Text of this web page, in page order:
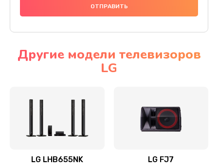
Прошивка
Ремонт механики привода
Ремонт / замена кнопок, клавиш, индикаторов,
Другие модели телевизоров
LG
LG LHB655NK LG FJ7